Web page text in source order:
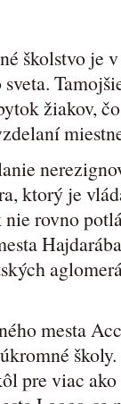
školstvo je
žiakov,
ktorý je
rovno
mesta
pre viac